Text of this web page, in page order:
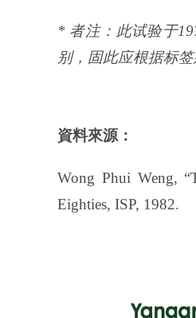
* 者注：此试验于
别，固此应根据标
資料來源：
Wong Phui Weng,
Eighties, ISP, 1982.